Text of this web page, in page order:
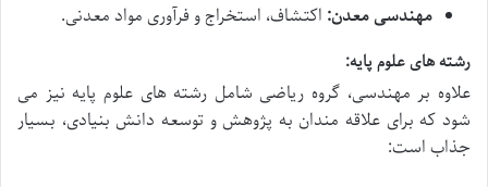
مهندسی معدن: اکتشاف، استخراج و فرآوری مواد معدنی.
رشته های علوم پایه:
علاوه بر مهندسی، گروه ریاضی شامل رشته های علوم پایه نیز می
شود که برای علاقه مندان به پژوهش و توسعه دانش بنیادی، بسیار
جذاب است: